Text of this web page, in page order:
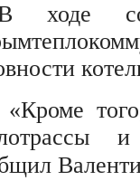
ходе
«Кроме